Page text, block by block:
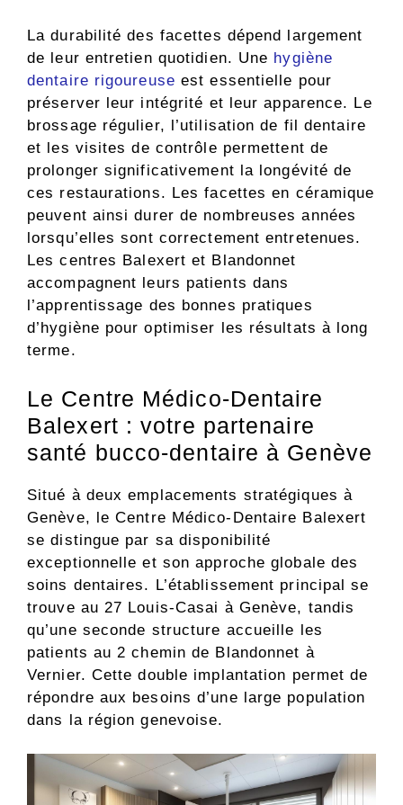
La durabilité des facettes dépend largement
de leur entretien quotidien. Une hygiène
dentaire rigoureuse est essentielle pour
préserver leur intégrité et leur apparence. Le
brossage régulier, l’utilisation de fil dentaire
et les visites de contrôle permettent de
prolonger significativement la longévité de
ces restaurations. Les facettes en céramique
peuvent ainsi durer de nombreuses années
lorsqu’elles sont correctement entretenues.
Les centres Balexert et Blandonnet
accompagnent leurs patients dans
l’apprentissage des bonnes pratiques
d’hygiène pour optimiser les résultats à long
terme.
Le Centre Médico-Dentaire
Balexert : votre partenaire
santé bucco-dentaire à Genève
Situé à deux emplacements stratégiques à
Genève, le Centre Médico-Dentaire Balexert
se distingue par sa disponibilité
exceptionnelle et son approche globale des
soins dentaires. L’établissement principal se
trouve au 27 Louis-Casai à Genève, tandis
qu’une seconde structure accueille les
patients au 2 chemin de Blandonnet à
Vernier. Cette double implantation permet de
répondre aux besoins d’une large population
dans la région genevoise.